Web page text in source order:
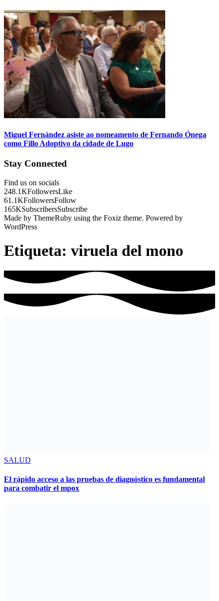
Miguel Fernández asiste ao nomeamento de Fernando Ónega
como Fillo Adoptivo da cidade de Lugo
Stay Connected
Find us on socials
248.1KFollowersLike
61.1KFollowersFollow
165KSubscribersSubscribe
Made by ThemeRuby using the Foxiz theme. Powered by
WordPress
Etiqueta: viruela del mono
SALUD
El rápido acceso a las pruebas de diagnóstico es fundamental
para combatir el mpox